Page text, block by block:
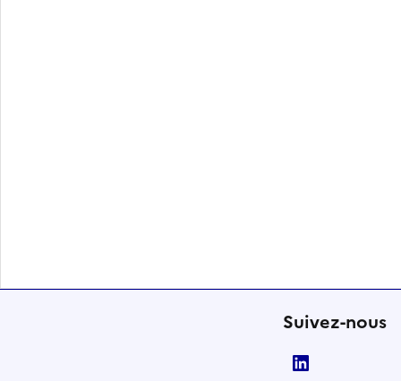
Suivez-nous